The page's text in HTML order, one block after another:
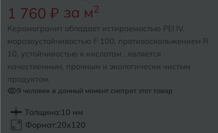
1 760 ₽ за м2
Керамогранит обладает истираемостью PEI IV,
морозоустойчивостью F 100, противоскольжением R
10, устойчивостью к кислотам , является
качественным, прочным и экологически чистым
продуктом.
9 человек в данный момент смотрят этот товар
Толщина:10 мм
Формат:20x120
Б Барнаул
Белгород
Белореченск
Боровичи
Бугульма
Ростов-на-Дону